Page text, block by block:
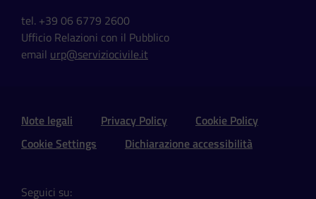
tel. +39 06 6779 2600
Ufficio Relazioni con il Pubblico
email urp@serviziocivile.it
Sezione Link Utili e Social
Note legali Privacy Policy
Cookie Policy
Cookie Settings
Dichiarazione accessibilità
Seguici su: